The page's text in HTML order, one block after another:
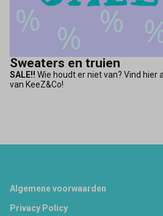
Sweaters en truien
SALE!! Wie houdt er niet van? Vind hier
van KeeZ&Co!
Footer
Algemene voorwaarden
Privacy Policy